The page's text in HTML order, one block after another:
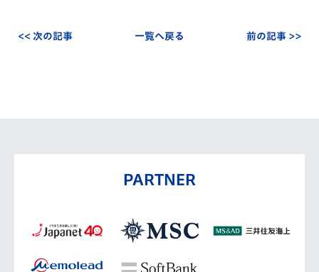
<< 次の記事 一覧へ戻る 前の記事 >>
PARTNER